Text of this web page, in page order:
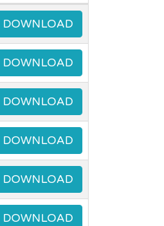
DOWNLOAD
DOWNLOAD
DOWNLOAD
DOWNLOAD
DOWNLOAD
DOWNLOAD